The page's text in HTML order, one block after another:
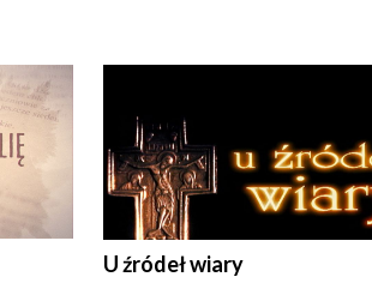
U źródeł wiary